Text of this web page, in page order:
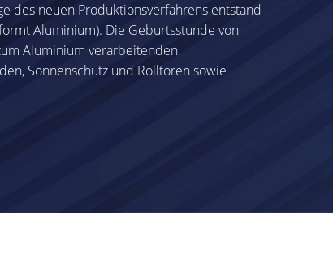
des neuen Produktionsverfahrens entstand
Aluminium). Die Geburtsstunde von
Aluminium verarbeitenden
Sonnenschutz und Rolltoren sowie